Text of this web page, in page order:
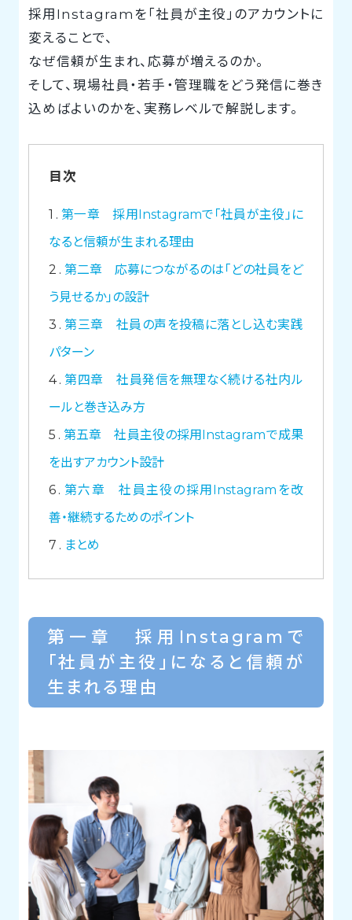
採用Instagramを「社員が主役」のアカウントに
変えることで、
なぜ信頼が生まれ、応募が増えるのか。
そして、現場社員・若手・管理職をどう発信に巻き
込めばよいのかを、実務レベルで解説します。
目次
1
第一章 採用Instagramで「社員が主役」に
なると信頼が生まれる理由
2 第二章 応募につながるのは「どの社員をど
う見せるか」の設計
3 第三章 社員の声を投稿に落とし込む実践
パターン
4 第四章 社員発信を無理なく続ける社内ル
ールと巻き込み方
5 第五章 社員主役の採用Instagramで成果
を出すアカウント設計
6 第六章 社員主役の採用Instagramを改
善・継続するためのポイント
7
まとめ
第一章 採用Instagramで
「社員が主役」になると信頼が
生まれる理由